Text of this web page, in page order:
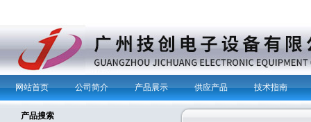
网站首页 公司简介 产品展示 供应产品 技术指南
产品搜索